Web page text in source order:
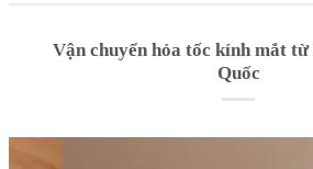
Vận chuyển hỏa tốc kính mắt
Quốc